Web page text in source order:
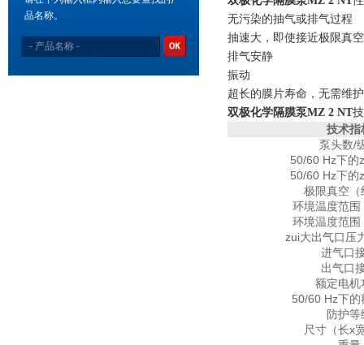
品名称。
无污染的抽气或排气过程
抽速大，即使接近极限真
排气安静
振动
超长的膜片寿命，无需维
双极化学隔膜泵MZ 2 NT
技术指
泵头数/
50/60 Hz下的
50/60 Hz下的
极限真空（
环境温度范围
环境温度范围
zui大出气口压
进气口
出气口
额定电机
50/60 Hz下的
防护等
尺寸（长x